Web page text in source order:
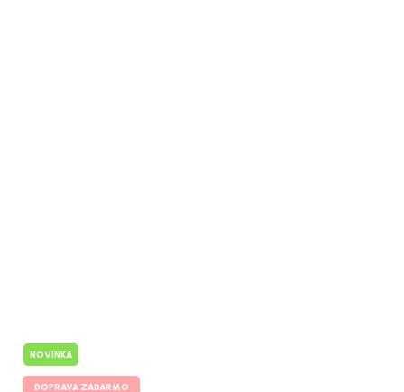
NOVINKA
DOPRAVA ZADARMO